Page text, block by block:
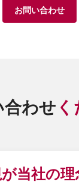
お問い合わせ
合わせ
当社の理